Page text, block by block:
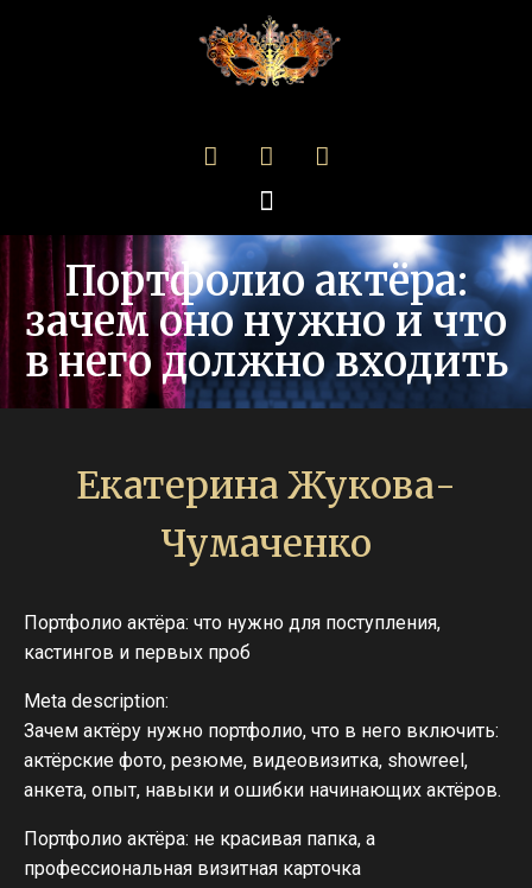
Портфолио актёра:
зачем оно нужно и что
в него должно входить
Екатерина Жукова-
Чумаченко
Портфолио актёра: что нужно для поступления,
кастингов и первых проб
Meta description:
Зачем актёру нужно портфолио, что в него включить:
актёрские фото, резюме, видеовизитка, showreel,
анкета, опыт, навыки и ошибки начинающих актёров.
Портфолио актёра: не красивая папка, а
профессиональная визитная карточка